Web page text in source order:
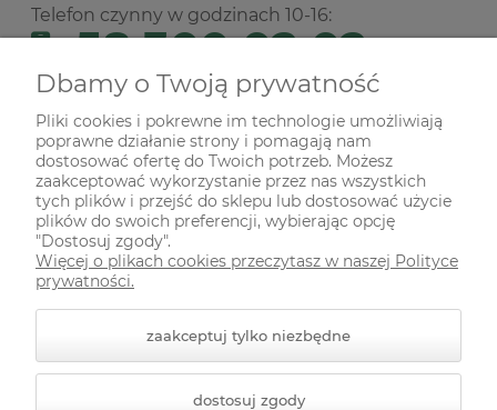
Telefon czynny w godzinach 10-16:
58 300 02 02
ul. Malczewskiego 118A
80-112 Gdańsk
Nie prowadzimy sprzedaży stacjonarnej!
SKŁADANIE ZAMÓWIEŃ
INFORMACJE
Dbamy o Twoją prywatność
Pliki cookies i pokrewne im technologie umożliwiają
poprawne działanie strony i pomagają nam
dostosować ofertę do Twoich potrzeb. Możesz
zaakceptować wykorzystanie przez nas wszystkich
tych plików i przejść do sklepu lub dostosować użycie
plików do swoich preferencji, wybierając opcję
"Dostosuj zgody".
Więcej o plikach cookies przeczytasz w naszej Polityce
prywatności.
zaakceptuj tylko niezbędne
dostosuj zgody